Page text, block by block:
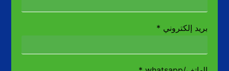
بريد إلكتروني *